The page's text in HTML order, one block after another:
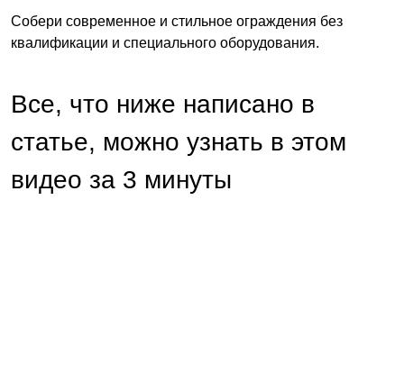
Собери современное и стильное ограждения без
квалификации и специального оборудования.
Все, что ниже написано в
статье, можно узнать в этом
видео за 3 минуты